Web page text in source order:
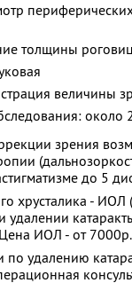
толщины
величины
около
зрения
до 5
хрусталика -
удалении
Цена ИОЛ - от 7000р.
удалению